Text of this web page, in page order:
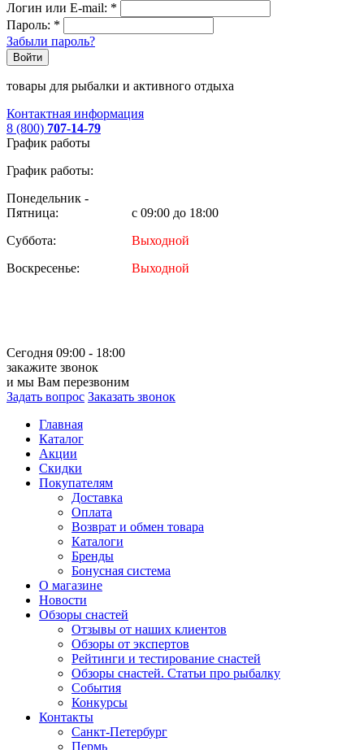
Логин или E-mail: *
Пароль: *
Забыли пароль?
Войти
товары для рыбалки и активного отдыха
Контактная информация
8 (800) 707-14-79
График работы
График работы:
Понедельник -
Пятница:
с 09:00 до 18:00
Суббота:
Выходной
Воскресенье:
Выходной
Сегодня 09:00 - 18:00
закажите звонок
и мы Вам перезвоним
Задать вопрос Заказать звонок
Главная
Каталог
Акции
Скидки
Покупателям
Доставка
Оплата
Возврат и обмен товара
Каталоги
Бренды
Бонусная система
О магазине
Новости
Обзоры снастей
Отзывы от наших клиентов
Обзоры от экспертов
Рейтинги и тестирование снастей
Обзоры снастей. Статьи про рыбалку
События
Конкурсы
Контакты
Санкт-Петербург
Пермь